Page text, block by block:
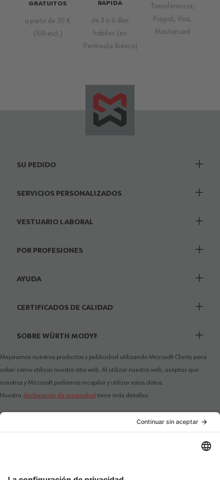
GRATUITOS
a partir de 30 €
(IVA incl.)
RÁPIDA
de 3 a 4 días
hábiles (en
Península Ibérica)
Transferencia,
Paypal, Visa,
Mastercard
SU PEDIDO
SERVICIOS PERSONALIZADOS
VESTUARIO LABORAL
POR PROFESIONES
AYUDA
CERTIFICADOS DE CALIDAD
SOBRE WÜRTH MODYF
Mejoramos nuestros productos y publicidad utilizando Microsoft Clarity para
saber cómo utilizas nuestro sitio web. Al utilizar nuestra web, aceptas que
nosotros y Microsoft podamos recopilar y utilizar estos datos.
Nuestra declaración de privacidad tiene más detalles.